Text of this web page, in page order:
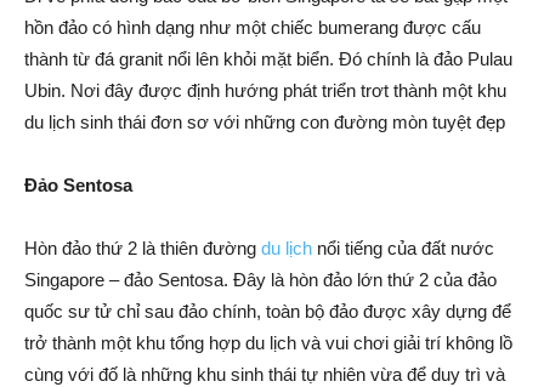
hồn đảo có hình dạng như một chiếc bumerang được cấu
thành từ đá granit nổi lên khỏi mặt biển. Đó chính là đảo Pulau
Ubin. Nơi đây được định hướng phát triển trơt thành một khu
du lịch sinh thái đơn sơ với những con đường mòn tuyệt đẹp
Đảo Sentosa
Hòn đảo thứ 2 là thiên đường du lịch nổi tiếng của đất nước
Singapore – đảo Sentosa. Đây là hòn đảo lớn thứ 2 của đảo
quốc sư tử chỉ sau đảo chính, toàn bộ đảo được xây dựng để
trở thành một khu tổng hợp du lịch và vui chơi giải trí không lồ
cùng với đố là những khu sinh thái tự nhiên vừa để duy trì và